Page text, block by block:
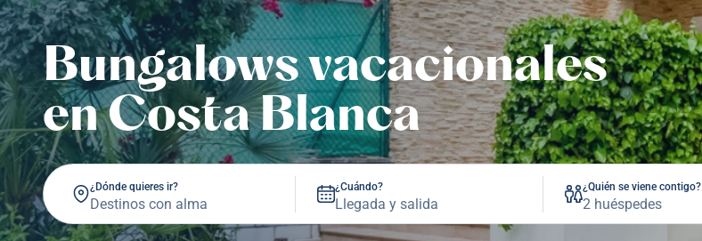
Bungalows vacacionales
en Costa Blanca
¿Dónde quieres ir? ¿Cuándo? ¿Quién se viene contigo?